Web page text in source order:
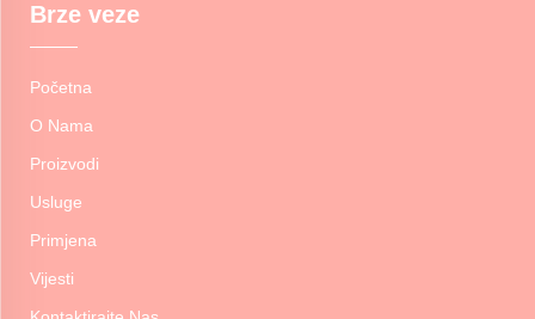
Brze veze
Početna
O Nama
Proizvodi
Usluge
Primjena
Vijesti